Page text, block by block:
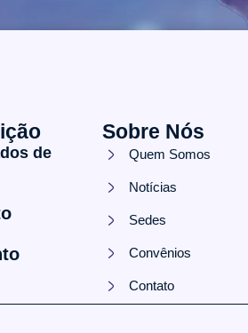
de
Sobre Nós
Quem Somos
Notícias
Sedes
Convênios
Contato